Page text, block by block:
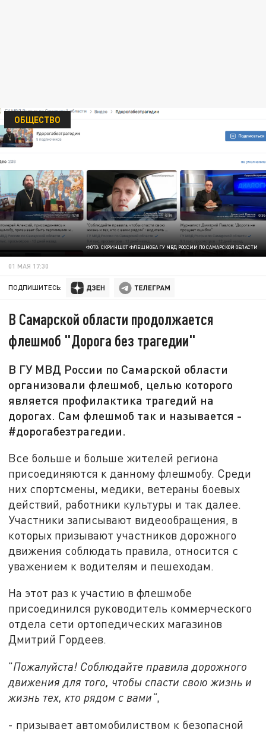
ФОТО: СКРИНШОТ ФЛЕШМОБА ГУ МВД РОССИИ ПО САМАРСКОЙ ОБЛАСТИ
ОБЩЕСТВО
01 МАЯ 17:30
ПОДПИШИТЕСЬ:
В Самарской области продолжается
флешмоб "Дорога без трагедии"
В ГУ МВД России по Самарской области
организовали флешмоб, целью которого
является профилактика трагедий на
дорогах. Сам флешмоб так и называется -
#дорогабезтрагедии.
Все больше и больше жителей региона
присоединяются к данному флешмобу. Среди
них спортсмены, медики, ветераны боевых
действий, работники культуры и так далее.
Участники записывают видеообращения, в
которых призывают участников дорожного
движения соблюдать правила, относится с
уважением к водителям и пешеходам.
На этот раз к участию в флешмобе
присоединился руководитель коммерческого
отдела сети ортопедических магазинов
Дмитрий Гордеев.
"Пожалуйста! Соблюдайте правила дорожного
движения для того, чтобы спасти свою жизнь и
жизнь тех, кто рядом с вами",
- призывает автомобилиством к безопасной